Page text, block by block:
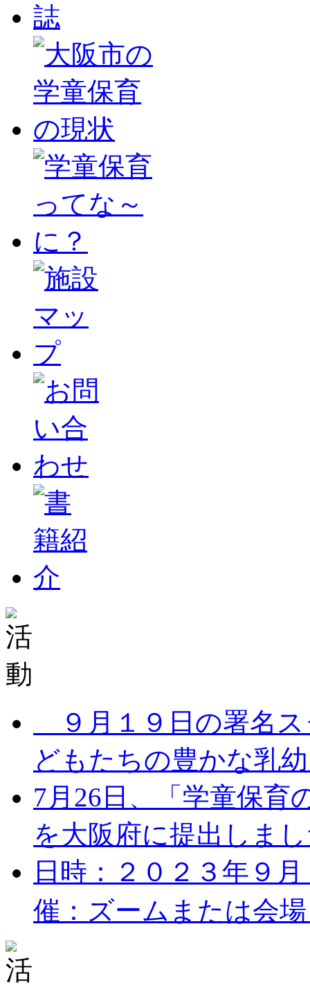
９月１９日の署名ス
どもたちの豊かな乳
7月26日、「学童保育
を大阪府に提出しま
日時：２０２３年９
催：ズームまたは会